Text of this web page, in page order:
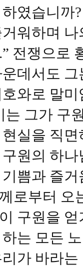
였습니까
워하며
전쟁으로
데서도
와로 말
는 그가 구
실을 직
원의 하
기쁨과 즐
로부터 오
구원을
는 모든
리가 바라